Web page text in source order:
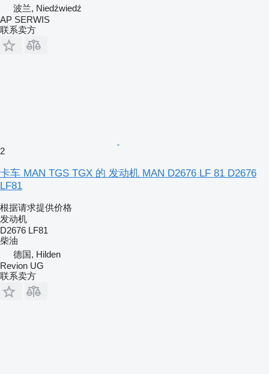
波兰, Niedźwiedź
AP SERWIS
联系卖方
2
卡车 MAN TGS TGX 的 发动机 MAN D2676 LF 81 D2676
LF81
根据请求提供价格
发动机
D2676 LF81
柴油
德国, Hilden
Revion UG
联系卖方